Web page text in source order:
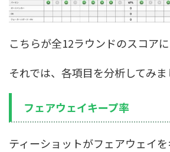
こちらが全12ラウンドのスコアに
それでは、各項目を分析してみま
フェアウェイキープ率
ティーショットがフェアウェイ